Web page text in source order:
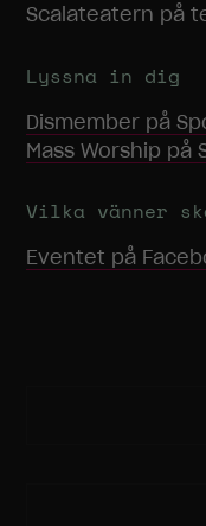
Scalateatern på
Lyssna in dig
Dismember på
Mass Worship på
Vilka vänner
Eventet på